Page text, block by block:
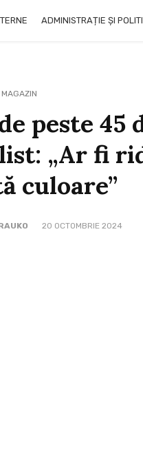
ADMINISTRAȚIE ȘI
MAGAZIN
peste 45
„Ar fi
culoare”
20 OCTOMBRIE 2024